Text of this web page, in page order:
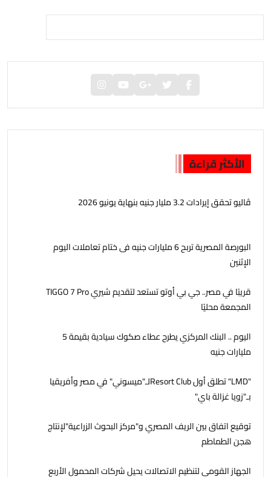
الأكثر قراءة
ڤاليو تحقق إيرادات 3.2 مليار جنيه بنهاية يونيو 2026
البورصة المصرية تربح 6 مليارات جنيه فى ختام تعاملات اليوم
الإثنين
قريبًا في مصر.. جي بي أوتو تستعد لتقديم شيري TIGGO 7 Pro
المجمعة محليًا
اليوم .. البنك المركزي يطرح عطاء صكوك سيادية بقيمة 5
مليارات جنيه
"LMD" تطلق أول Resort Clubلـ"ميسوني" في مصر وأفريقيا
بـ"زويا غزالة باي"
توقيع اتفاق بين الريف المصري و"مركز البحوث الزراعية"لإنتاج
هجن الطماطم
الجهاز القومي لتنظيم الاتصالات يحيل شركات المحمول الأربع